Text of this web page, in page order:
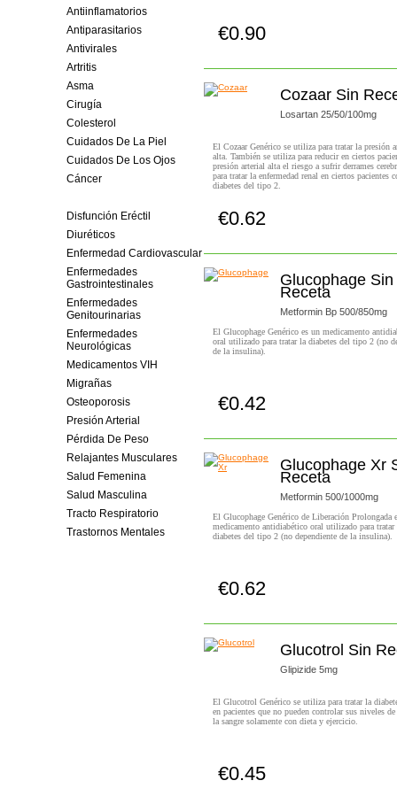
Antiinflamatorios
Antiparasitarios
Antivirales
Artritis
Asma
Cirugía
Colesterol
Cuidados De La Piel
Cuidados De Los Ojos
Cáncer
Disfunción Eréctil
Diuréticos
Enfermedad Cardiovascular
Enfermedades
Gastrointestinales
Enfermedades
Genitourinarias
Enfermedades
Neurológicas
Medicamentos VIH
Migrañas
Osteoporosis
Presión Arterial
Pérdida De Peso
Relajantes Musculares
Salud Femenina
Salud Masculina
Tracto Respiratorio
Trastornos Mentales
€0.90
Cozaar Sin
Losartan 25/50/100mg
El Cozaar Genérico se utiliza para tratar la presión
alta. También se utiliza para reducir en ciertos
presión arterial alta el riesgo a sufrir derrames
para tratar la enfermedad renal en ciertos pacientes
diabetes del tipo 2.
€0.62
Glucophage Sin
Receta
Metformin Bp 500/850mg
El Glucophage Genérico es un medicamento
oral utilizado para tratar la diabetes del tipo 2 (no
de la insulina).
€0.42
Glucophage Xr
Receta
Metformin 500/1000mg
El Glucophage Genérico de Liberación Prolongada
medicamento antidiabético oral utilizado para tratar
diabetes del tipo 2 (no dependiente de la insulina).
€0.62
Glucotrol Sin
Glipizide 5mg
El Glucotrol Genérico se utiliza para tratar la
en pacientes que no pueden controlar sus niveles de
la sangre solamente con dieta y ejercicio.
€0.45